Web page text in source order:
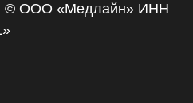
© ООО «‎Медлайн» ИНН